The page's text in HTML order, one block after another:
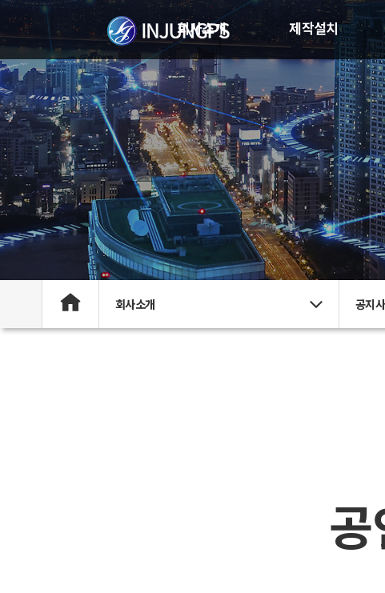
회사소개 제작설치
회사소개 공지